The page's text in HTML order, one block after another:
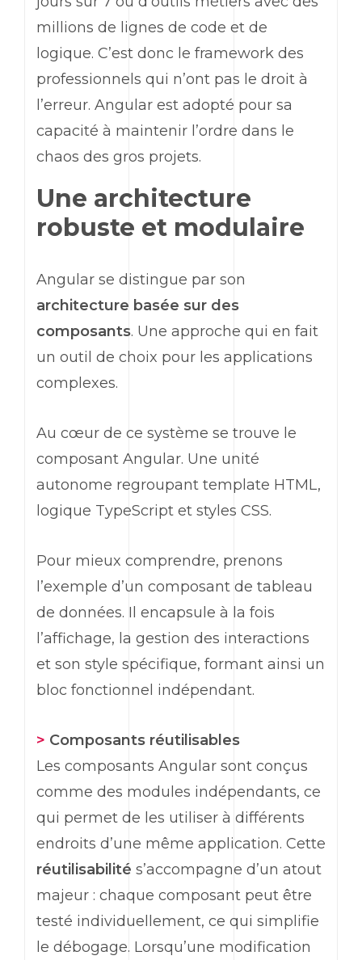
millions de lignes de code et de
logique. C’est donc le framework des
professionnels qui n’ont pas le droit à
l’erreur. Angular est adopté pour sa
capacité à maintenir l’ordre dans le
chaos des gros projets.
Une architecture
robuste et modulaire
Angular se distingue par son
architecture basée sur des
composants. Une approche qui en fait
un outil de choix pour les applications
complexes.
Au cœur de ce système se trouve le
composant Angular. Une unité
autonome regroupant template HTML,
logique TypeScript et styles CSS.
Pour mieux comprendre, prenons
l’exemple d’un composant de tableau
de données. Il encapsule à la fois
l’affichage, la gestion des interactions
et son style spécifique, formant ainsi un
bloc fonctionnel indépendant.
> Composants réutilisables
Les composants Angular sont conçus
comme des modules indépendants, ce
qui permet de les utiliser à différents
endroits d’une même application. Cette
réutilisabilité s’accompagne d’un atout
majeur : chaque composant peut être
testé individuellement, ce qui simplifie
le débogage. Lorsqu’une modification